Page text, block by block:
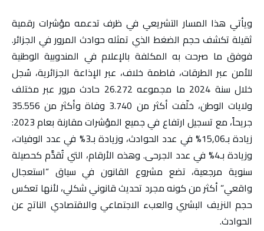
ويأتي هذا المسار التشريعي في ظرف تدعمه مؤشرات رقمية
ثقيلة تكشف حجم الضغط الذي تمثله حوادث المرور في الجزائر.
فوفق ما صرحت به المكلفة بالإعلام في المندوبية الوطنية
للأمن عبر الطرقات، فاطمة خلاف، عبر الإذاعة الجزائرية، سُجل
خلال سنة 2024 ما مجموعه 26.272 حادث مرور عبر مختلف
ولايات الوطن، خلّفت أكثر من 3.740 وفاة وأكثر من 35.556
جريحاً، مع تسجيل ارتفاع في جميع المؤشرات مقارنة بعام 2023:
زيادة بـ15,06% في عدد الحوادث، وزيادة بـ3% في عدد الوفيات،
وزيادة بـ4% في عدد الجرحى. وهذه الأرقام، التي تُقدَّم كحصيلة
سنوية مرجعية، تضع مشروع القانون في سياق “استعجال
واقعي” أكثر من كونه مجرد تحديث قانوني شكلي، لأنها تعكس
حجم النزيف البشري والعبء الاجتماعي والاقتصادي الناتج عن
الحوادث.